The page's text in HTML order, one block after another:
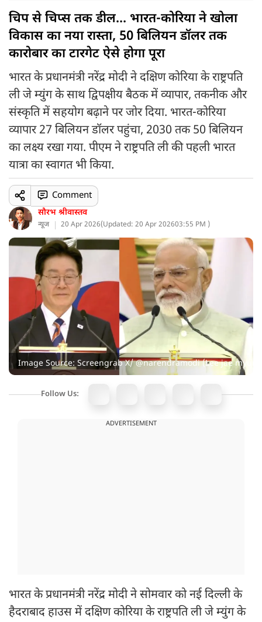
चिप से चिप्स तक डील... भारत-कोरिया ने खोला
विकास का नया रास्ता, 50 बिलियन डॉलर तक
कारोबार का टारगेट ऐसे होगा पूरा
भारत के प्रधानमंत्री नरेंद्र मोदी ने दक्षिण कोरिया के राष्ट्रपति
ली जे म्युंग के साथ द्विपक्षीय बैठक में व्यापार, तकनीक और
संस्कृति में सहयोग बढ़ाने पर जोर दिया. भारत-कोरिया
व्यापार 27 बिलियन डॉलर पहुंचा, 2030 तक 50 बिलियन
का लक्ष्य रखा गया. पीएम ने राष्ट्रपति ली की पहली भारत
यात्रा का स्वागत भी किया.
सौरभ श्रीवास्तव
न्यूज 20 Apr 2026(Updated: 20 Apr 202603:55 PM )
Comment
Image Source: Screengrab X/ @narendramodi (Lee jae
Follow Us:
ADVERTISEMENT
भारत के प्रधानमंत्री नरेंद्र मोदी ने सोमवार को नई दिल्ली के
हैदराबाद हाउस में दक्षिण कोरिया के राष्ट्रपति ली जे म्युंग के